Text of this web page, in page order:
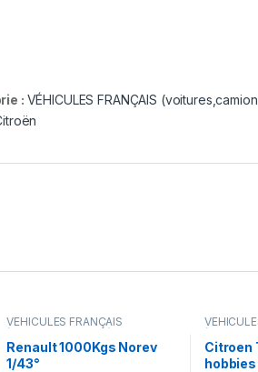
: VÉHICULES FRANÇAIS
VÉHICULES FRANÇAIS
(voitures,camions...)
Renault 1000Kgs Norev
1/43°
Citroen
hobbies